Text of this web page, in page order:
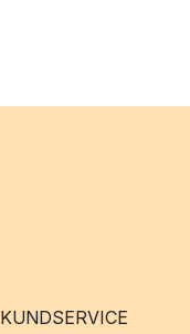
KUNDSERVICE